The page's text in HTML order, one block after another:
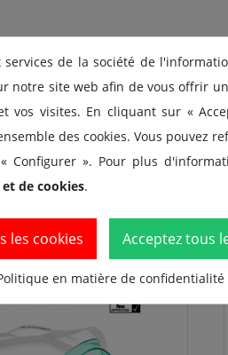
de nariz de algodón y silicona
de la société de
notre site web afin de vous offrir
vos visites. En cliquant sur «
des cookies. Vous pouvez
». Pour plus
de cookies.
Acceptez tous
les cookies
en matière de confidentialité